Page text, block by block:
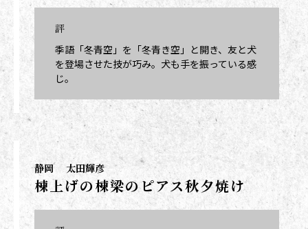
評
季語「冬青空」を「冬青き空」と開き、友と犬
を登場させた技が巧み。犬も手を振っている感
じ。
静岡 太田輝彦
棟上げの棟梁のピアス秋夕焼け